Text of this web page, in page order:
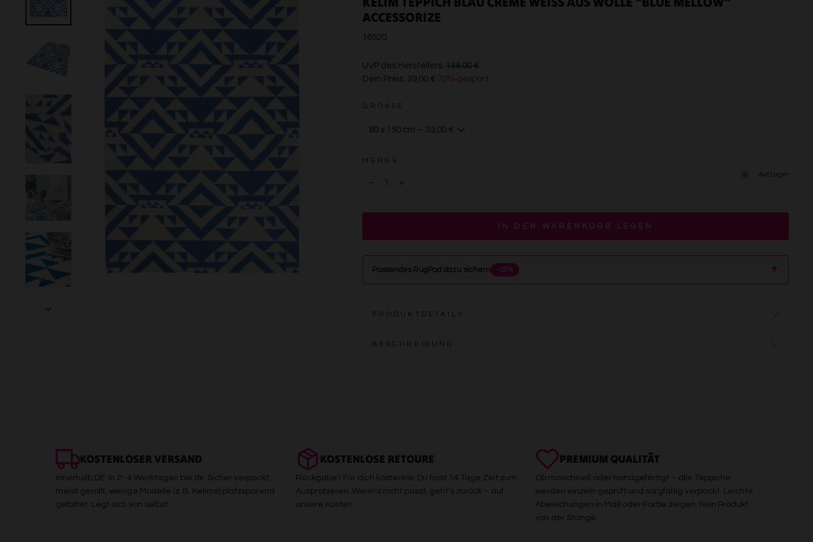
CCESSORIZE
16520
UVP des Herstellers: 139,00 €€139,00
Dein Preis: 39,00 € 72% gespart
GRÖSSE
MENGE
Auf Lager
IN DEN WARENKORB LEGEN
Passendes RugPad dazu sichern −20% ▲
PRODUKTDETAILS
BESCHREIBUNG
KOSTENLOSER VERSAND
Innerhalb DE: In 2–4 Werktagen bei dir. Sicher verpackt,
meist gerollt, wenige Modelle (z. B. Kelims) platzsparend
gefaltet. Legt sich von selbst
KOSTENLOSE RETOURE
Rückgabe? Für dich kostenlos. Du hast 14 Tage Zeit zum
Ausprobieren. Wenn’s nicht passt, geht’s zurück – auf
unsere Kosten.
PREMIUM QUALITÄT
Ob maschinell oder handgefertigt – alle Teppiche
werden einzeln geprüft und sorgfältig verpackt. Leichte
Abweichungen in Maß oder Farbe zeigen: Kein Produkt
von der Stange.